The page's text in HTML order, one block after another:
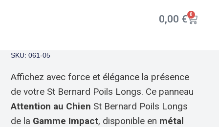
0,00 € 0
SKU: 061-05
Affichez avec force et élégance la présence
de votre St Bernard Poils Longs. Ce panneau
Attention au Chien St Bernard Poils Longs
de la Gamme Impact, disponible en métal